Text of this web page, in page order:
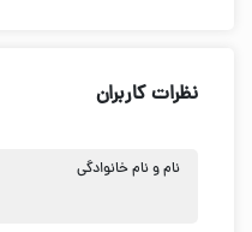
نظرات کاربران
نام و نام خانوادگی